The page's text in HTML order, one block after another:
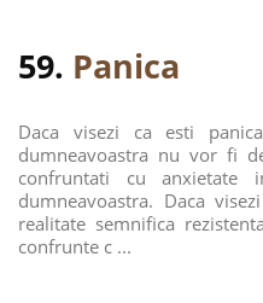
59. Panica
Daca visezi ca esti
dumneavoastra nu vor fi
confruntati cu anxietate
dumneavoastra. Daca
realitate semnifica
confrunte c ...